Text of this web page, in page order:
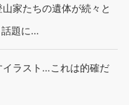
家たちの遺体が続々と
話題に…
イラスト…これは的確だ